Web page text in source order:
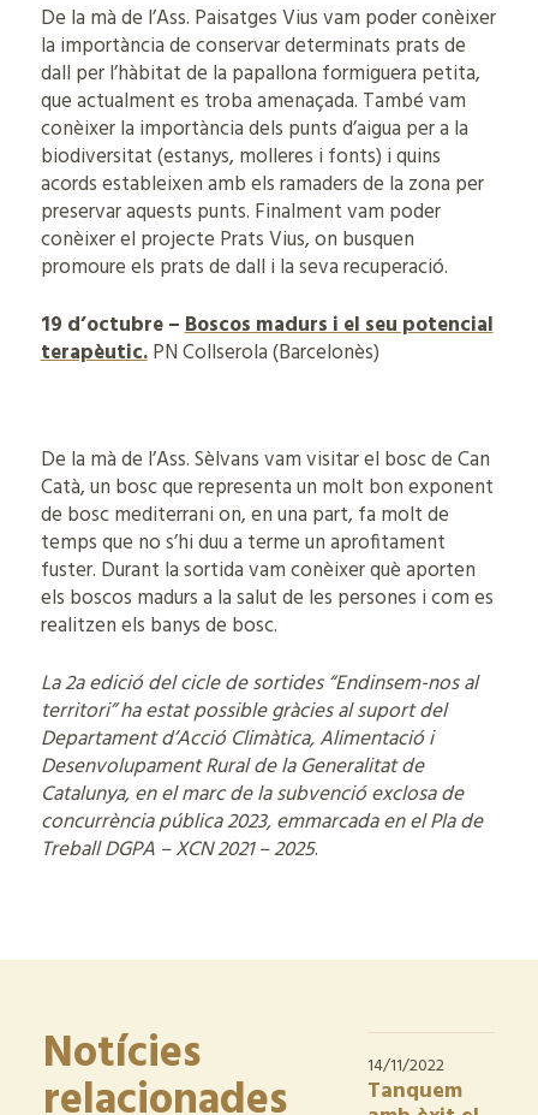
De la mà de l’Ass. Paisatges Vius vam poder conèixer
la importància de conservar determinats prats de
dall per l’hàbitat de la papallona formiguera petita,
que actualment es troba amenaçada. També vam
conèixer la importància dels punts d’aigua per a la
biodiversitat (estanys, molleres i fonts) i quins
acords estableixen amb els ramaders de la zona per
preservar aquests punts. Finalment vam poder
conèixer el projecte Prats Vius, on busquen
promoure els prats de dall i la seva recuperació.
19 d’octubre –Boscos madurs i el seu potencial
terapèutic.PN Collserola (Barcelonès)
De la mà de l’Ass. Sèlvans vam visitar el bosc de Can
Catà, un bosc que representa un molt bon exponent
de bosc mediterrani on, en una part, fa molt de
temps que no s’hi duu a terme un aprofitament
fuster. Durant la sortida vam conèixer què aporten
els boscos madurs a la salut de les persones i com es
realitzen els banys de bosc.
La 2a edició del cicle de sortides “Endinsem-nos al
territori” ha estat possible gràcies al suport del
Departament d’Acció Climàtica, Alimentació i
Desenvolupament Rural de la Generalitat de
Catalunya, en el marc de la subvenció exclosa de
concurrència pública 2023, emmarcada en el Pla de
Treball DGPA – XCN 2021 – 2025.
Notícies 14/11/2022
Tanquem